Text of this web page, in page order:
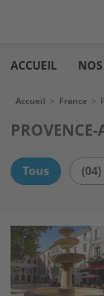
au
contenu
immo
ACCUEIL
Fil d'Ariane
Accueil > France >
Tous
Image